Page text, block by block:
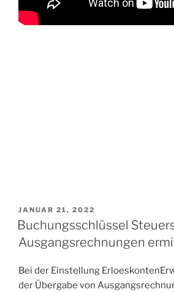
VERÖFFENTLICHT
AM
JANUAR 21, 2022
Buchungsschlüssel
Ausgangsrechnungen
Bei der Einstellung
der Übergabe von